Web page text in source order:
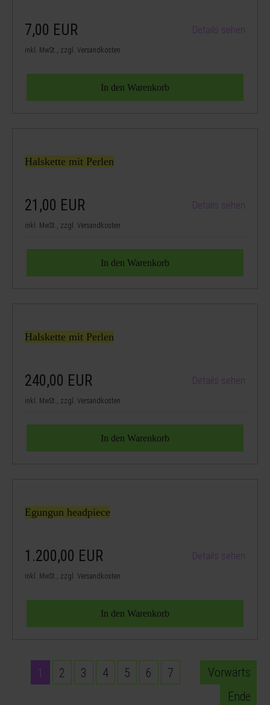
7,00 EUR Details sehen
inkl. MwSt., zzgl. Versandkosten
Halskette mit Perlen
21,00 EUR Details sehen
inkl. MwSt., zzgl. Versandkosten
Halskette mit Perlen
240,00 EUR Details sehen
inkl. MwSt., zzgl. Versandkosten
Egungun headpiece
1.200,00 EUR Details sehen
inkl. MwSt., zzgl. Versandkosten
1 2 3 4 5 6 7
Vorwärts
Ende